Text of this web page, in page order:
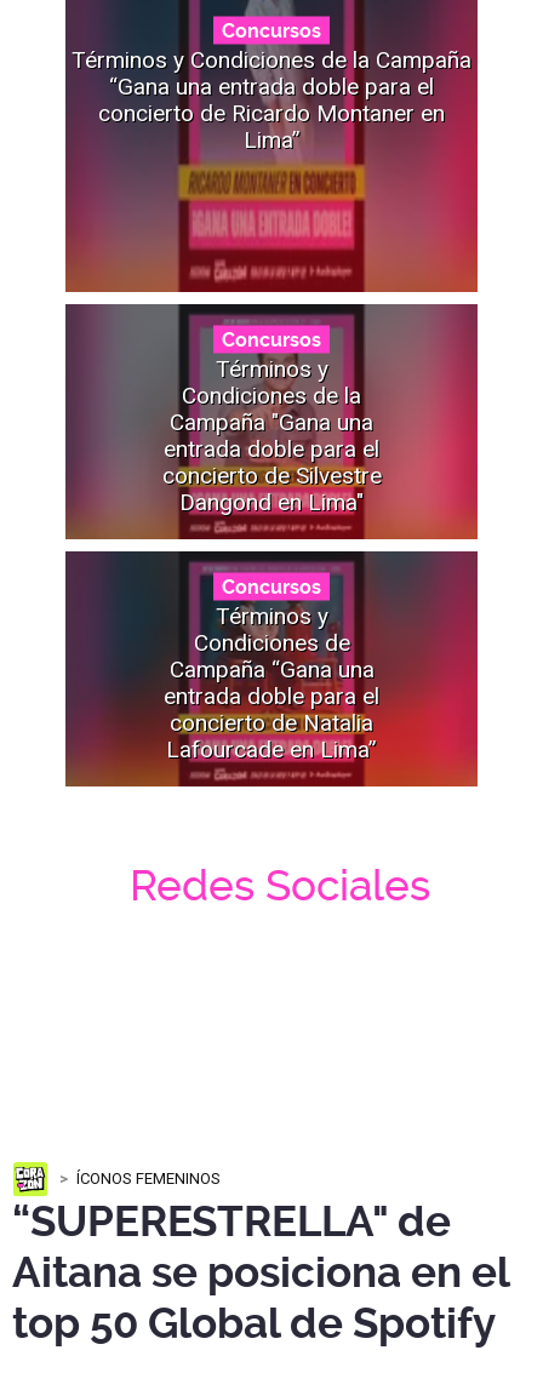
Concursos
Términos y Condiciones de la Campaña
“Gana una entrada doble para el
concierto de Ricardo Montaner en
Lima”
Concursos
Términos y
Condiciones de la
Campaña "Gana una
entrada doble para el
concierto de Silvestre
Dangond en Lima"
Concursos
Términos y
Condiciones de
Campaña “Gana una
entrada doble para el
concierto de Natalia
Lafourcade en Lima”
Redes Sociales
ÍCONOS FEMENINOS
“SUPERESTRELLA" de
Aitana se posiciona en el
top 50 Global de Spotify